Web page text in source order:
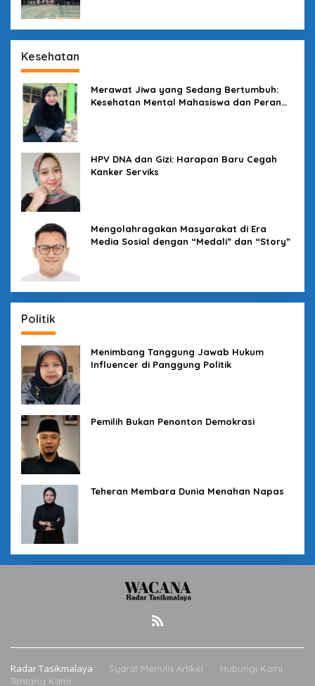
Kesehatan
Merawat Jiwa yang Sedang Bertumbuh:
Kesehatan Mental Mahasiswa dan Peran
HPV DNA dan Gizi: Harapan Baru Cegah
Kanker Serviks
Mengolahragakan Masyarakat di Era
Media Sosial dengan “Medali” dan “Story”
Politik
Menimbang Tanggung Jawab Hukum
Influencer di Panggung Politik
Pemilih Bukan Penonton Demokrasi
Teheran Membara Dunia Menahan Napas
Radar Tasikmalaya Syarat Menulis Artikel
Hubungi Kami
Tentang Kami